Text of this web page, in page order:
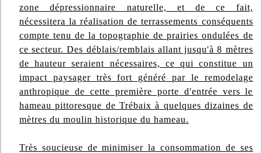
zone dépressionnaire naturelle, et de ce fait,
nécessitera la réalisation de terrassements conséquents
compte tenu de la topographie de prairies ondulées de
ce secteur. Des déblais/remblais allant jusqu'à 8 mètres
de hauteur seraient nécessaires, ce qui constitue un
impact paysager très fort généré par le remodelage
anthropique de cette première porte d'entrée vers le
hameau pittoresque de Trébaix à quelques dizaines de
mètres du moulin historique du hameau.
Très soucieuse de minimiser la consommation de ses